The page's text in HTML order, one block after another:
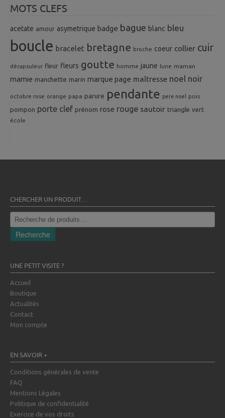
MOTS CLEFS
acetate amour asymetrique badge bague blanc bleu
boucle bracelet bretagne broche coeur collier cuir
décapsuleur fleur fleurs goutte homme jaune lune maman
mamie manchette marin marque page maîtresse noel noir
octobre rose orange papa parure pendante pere noel pois
pompon porte clef prénom rose rouge sautoir triangle vert
école
CHERCHER UN PRODUIT…
Recherche
pour :
Recherche
UNE PETIT VISITE ?
Accueil
Boutique
Actualités
Contact
Mon compte
EN SAVOIR +
Conditions générales de vente
FAQ
Mentions Légales
Politique de confidentialité
Exercice de vos droits